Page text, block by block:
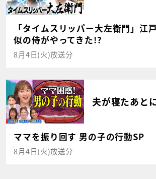
「タイムスリッパー大左衛門」江
似の侍がやってきた!?
8月4日(火)放送分
夫が寝たあと
ママを振り回す 男の子の行動SP
8月4日(火)放送分